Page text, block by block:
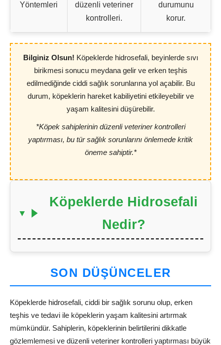
Yöntemleri
düzenli veteriner
kontrolleri.
durumunu
korur.
Bilginiz Olsun! Köpeklerde hidrosefali, beyinlerde sıvı
birikmesi sonucu meydana gelir ve erken teşhis
edilmediğinde ciddi sağlık sorunlarına yol açabilir. Bu
durum, köpeklerin hareket kabiliyetini etkileyebilir ve
yaşam kalitesini düşürebilir.
*Köpek sahiplerinin düzenli veteriner kontrolleri
yaptırması, bu tür sağlık sorunlarını önlemede kritik
öneme sahiptir.*
Köpeklerde Hidrosefali
Nedir?
SON DÜŞÜNCELER
Köpeklerde hidrosefali, ciddi bir sağlık sorunu olup, erken
teşhis ve tedavi ile köpeklerin yaşam kalitesini artırmak
mümkündür. Sahiplerin, köpeklerinin belirtilerini dikkatle
gözlemlemesi ve düzenli veteriner kontrolleri yaptırması büyük